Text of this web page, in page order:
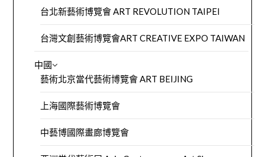
台北新藝術博覽會 ART REVOLUTION TAIPEI
台灣文創藝術博覽會ART CREATIVE EXPO TAIWAN
中國
藝術北京當代藝術博覽會 ART BEIJING
上海國際藝術博覽會
中藝博國際畫廊博覽會